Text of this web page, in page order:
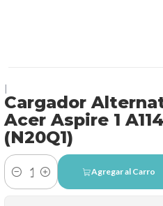
Cargador
Acer Aspire 1
(N20Q1)
Cantidad
Agregar al Carro